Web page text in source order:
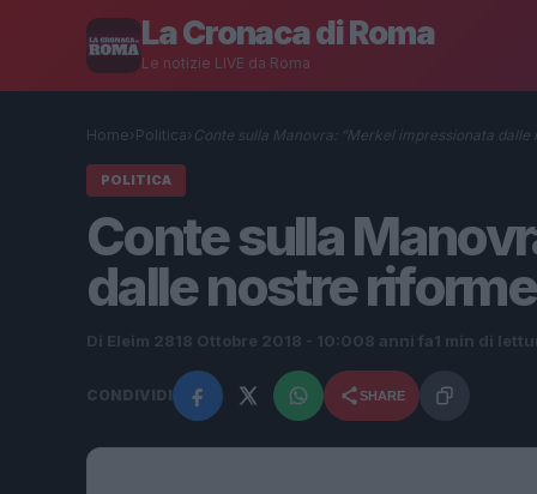
La Cronaca di Roma
Le notizie LIVE da Roma
Home› Politica› Conte sulla Manovra: “Merkel impressionata dalle
POLITICA
Conte sulla
dalle nostre
Di Eleim 28 18 Ottobre 2018 - 10:008 anni fa 1 min di
CONDIVIDI SHARE